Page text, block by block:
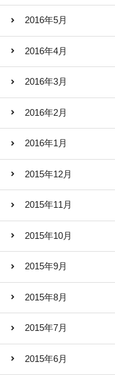
2016年5月
2016年4月
2016年3月
2016年2月
2016年1月
2015年12月
2015年11月
2015年10月
2015年9月
2015年8月
2015年7月
2015年6月